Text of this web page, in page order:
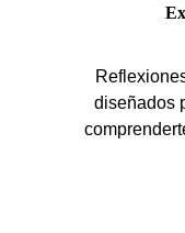
diseñados